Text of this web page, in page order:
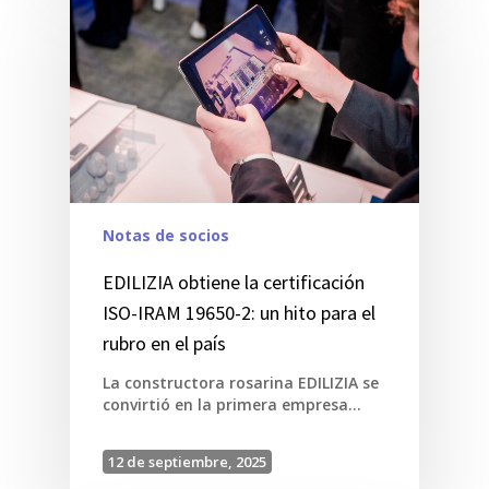
Notas de socios
EDILIZIA obtiene la certificación
ISO-IRAM 19650-2: un hito para el
rubro en el país
La constructora rosarina EDILIZIA se
convirtió en la primera empresa…
12 de septiembre, 2025